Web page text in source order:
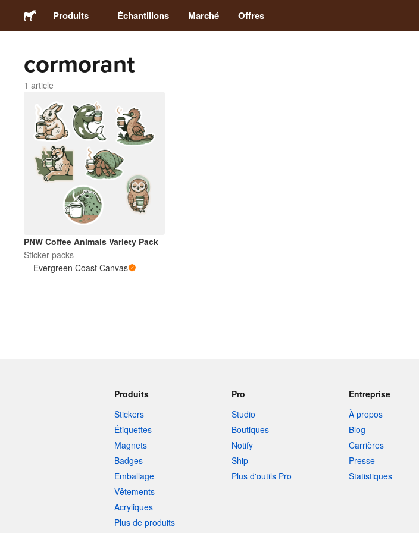
Produits
Stickers
Magnets
Badges
Emballage
Acryliques
Échantillons Marché Offres
cormorant
1 article
PNW Coffee Animals Variety Pack
Sticker packs
Evergreen Coast Canvas
Produits
Stickers
Étiquettes
Magnets
Badges
Emballage
Vêtements
Acryliques
Plus de produits
Pro
Studio
Boutiques
Notify
Ship
Plus d'outils Pro
Entreprise
À propos
Blog
Carrières
Presse
Statistiques